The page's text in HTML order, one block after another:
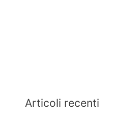
Articoli recenti